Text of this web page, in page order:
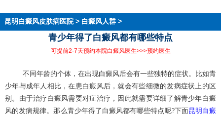
昆明白癜风皮肤病医院> 白癜风人群>
青少年得了白癜风都有哪些特点
可提前2-7天预约本院白癜风医生>>>预约医生
不同年龄的个体，在出现白癜风后会有一些独特的症状。比如青
少年与成年人相比，在患白癜风后，就会有些细微的发病症状上的区
别。由于治疗白癜风需要对症治疗，因此就需要详细了解青少年白癜
风的发病规律。那么青少年得了白癜风都有哪些特点呢?下面昆明白癜